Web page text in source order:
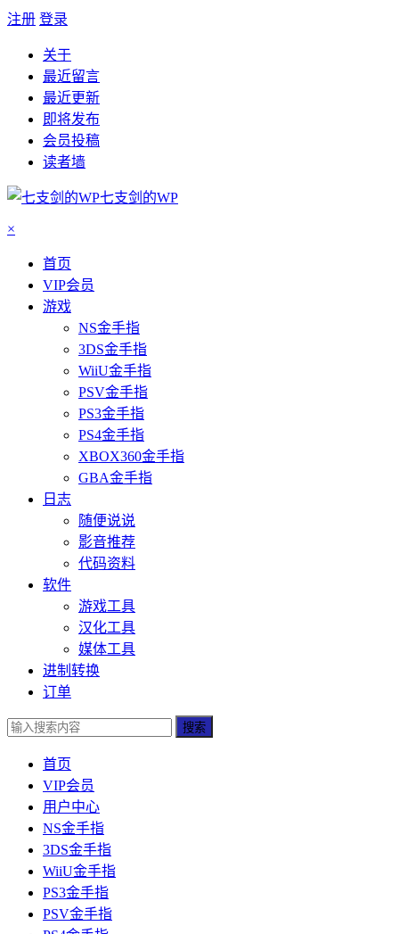
注册 登录
关于
最近留言
最近更新
即将发布
会员投稿
读者墙
七支剑的WP
×
首页
VIP会员
游戏
NS金手指
3DS金手指
WiiU金手指
PSV金手指
PS3金手指
PS4金手指
XBOX360金手指
GBA金手指
日志
随便说说
影音推荐
代码资料
软件
游戏工具
汉化工具
媒体工具
进制转换
订单
搜索
首页
VIP会员
用户中心
NS金手指
3DS金手指
WiiU金手指
PS3金手指
PSV金手指